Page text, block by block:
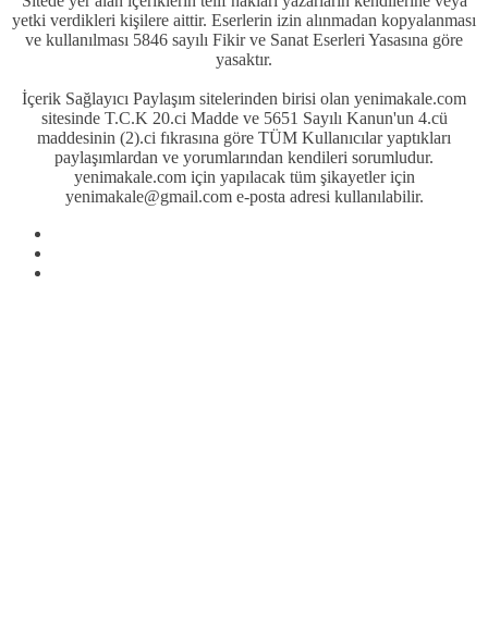
yetki verdikleri kişilere aittir. Eserlerin izin alınmadan kopyalanması
ve kullanılması 5846 sayılı Fikir ve Sanat Eserleri Yasasına göre
yasaktır.
İçerik Sağlayıcı Paylaşım sitelerinden birisi olan yenimakale.com
sitesinde T.C.K 20.ci Madde ve 5651 Sayılı Kanun'un 4.cü
maddesinin (2).ci fıkrasına göre TÜM Kullanıcılar yaptıkları
paylaşımlardan ve yorumlarından kendileri sorumludur.
yenimakale.com için yapılacak tüm şikayetler için
yenimakale@gmail.com e-posta adresi kullanılabilir.